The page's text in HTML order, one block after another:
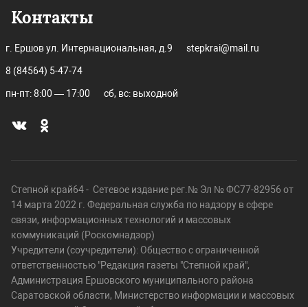
Контакты
г. Ершов ул. Интернациональная, д.9 stepkrai@mail.ru
8 (84564) 5-47-74
пн-пт: 8:00 — 17:00 сб, вс: выходной
Степной край64 - Сетевое издание рег.№ Эл № ФС77-82956 от
14 марта 2022 г. Федеральная служба по надзору в сфере
связи, информационных технологий и массовых
коммуникаций (Роскомнадзор)
Учредители (соучредители): Общество с ограниченной
ответственностью "Редакция газеты "Степной край",
Администрация Ершовского муниципального района
Саратовской области, Министерство информации и массовых